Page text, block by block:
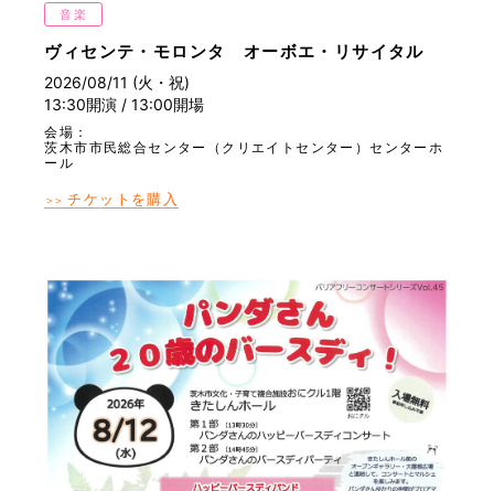
音楽
ヴィセンテ・モロンタ オーボエ・リサイタル
2026/08/11 (火・祝)
13:30開演 / 13:00開場
会場：
茨木市市民総合センター（クリエイトセンター）センターホ
ール
＞＞ チケットを購入